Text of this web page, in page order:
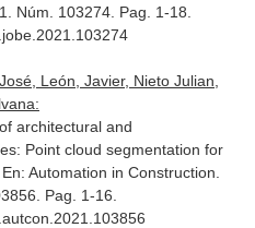
1. Núm. 103274. Pag. 1-18.
León, Javier, Nieto Julian,
architectural and
Point cloud segmentation for
En: Automation in Construction
Pag. 1-16.